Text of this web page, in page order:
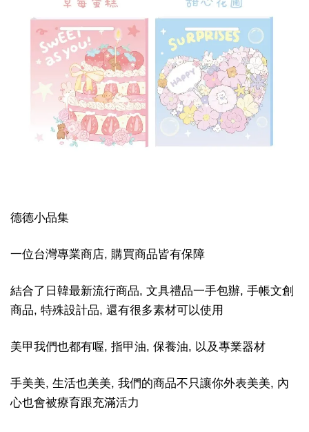
德德小品集
一位台灣專業商店, 購買商品皆有保障
結合了日韓最新流行商品, 文具禮品一手包辦, 手帳文創
商品, 特殊設計品, 還有很多素材可以使用
美甲我們也都有喔, 指甲油, 保養油, 以及專業器材
手美美, 生活也美美, 我們的商品不只讓你外表美美, 內
心也會被療育跟充滿活力